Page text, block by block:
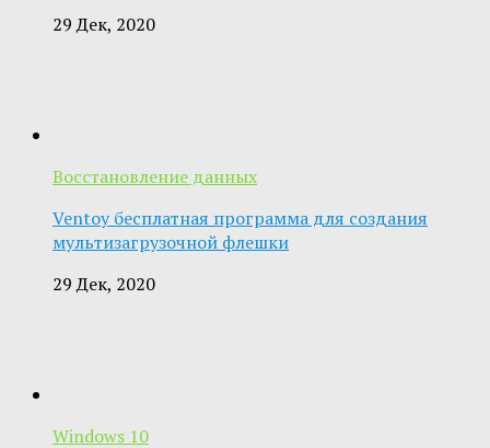
29 Дек, 2020
Восстановление данных
Ventoy бесплатная программа для создания
мультизагрузочной флешки
29 Дек, 2020
Windows 10